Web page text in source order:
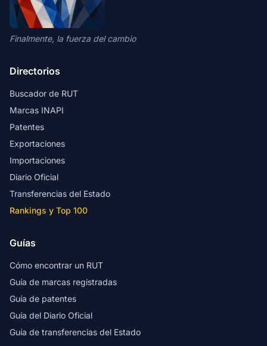
Finalmente, la fuerza del cambio
Directorios
Buscador de RUT
Marcas INAPI
Patentes
Exportaciones
Importaciones
Diario Oficial
Transferencias del Estado
Rankings y Top 100
Guías
Cómo encontrar un RUT
Guía de marcas registradas
Guía de patentes
Guía del Diario Oficial
Guía de transferencias del Estado